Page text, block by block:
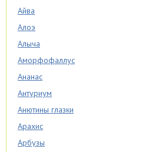
Айва
Алоэ
Алыча
Аморфофаллус
Ананас
Антуриум
Анютины глазки
Арахис
Арбузы